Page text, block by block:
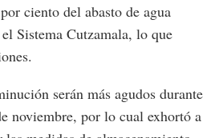
ciento del abasto de agua
Sistema Cutzamala, lo que
serán más agudos durante
noviembre, por lo cual exhortó a